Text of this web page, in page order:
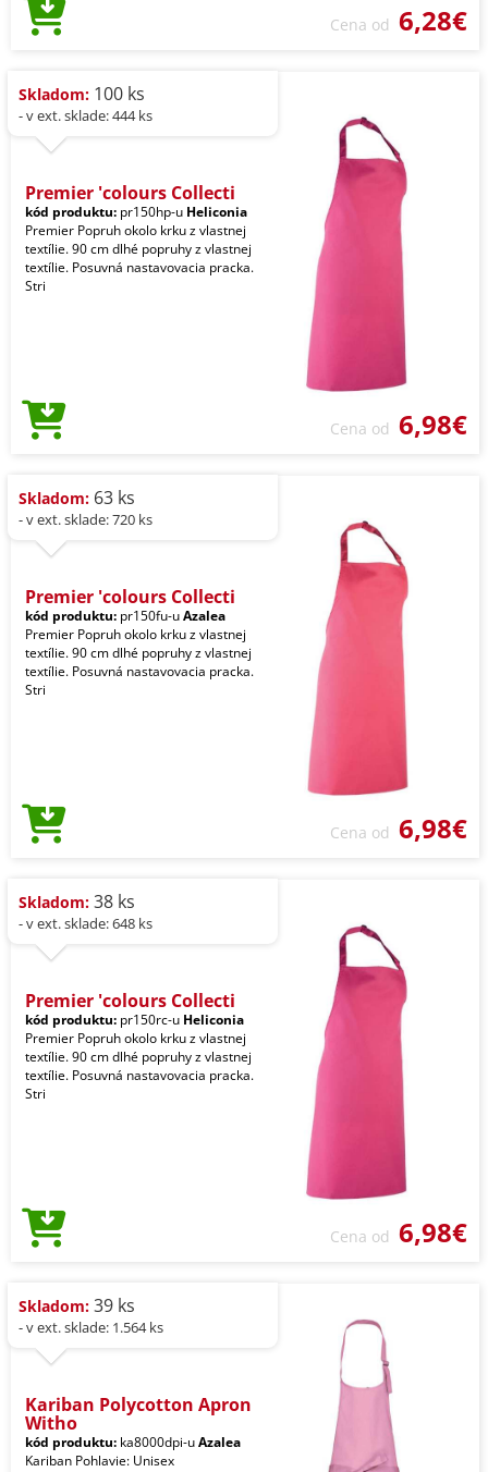
Cena od 6,28€
Skladom: 100 ks
- v ext. sklade: 444 ks
Premier 'colours Collecti
kód produktu: pr150hp-u Heliconia
Premier Popruh okolo krku z vlastnej
textílie. 90 cm dlhé popruhy z vlastnej
textílie. Posuvná nastavovacia pracka.
Stri
Cena od 6,98€
Skladom: 63 ks
- v ext. sklade: 720 ks
Premier 'colours Collecti
kód produktu: pr150fu-uAzalea
Premier Popruh okolo krku z vlastnej
textílie. 90 cm dlhé popruhy z vlastnej
textílie. Posuvná nastavovacia pracka.
Stri
Cena od 6,98€
Skladom: 38 ks
- v ext. sklade: 648 ks
Premier 'colours Collecti
kód produktu: pr150rc-u Heliconia
Premier Popruh okolo krku z vlastnej
textílie. 90 cm dlhé popruhy z vlastnej
textílie. Posuvná nastavovacia pracka.
Stri
Cena od 6,98€
Skladom: 39 ks
- v ext. sklade: 1.564 ks
Kariban Polycotton Apron
Witho
kód produktu: ka8000dpi-uAzalea
Kariban Pohlavie: Unisex